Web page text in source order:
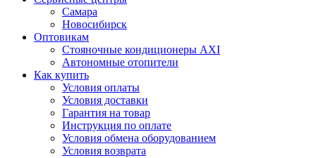
Самара
Новосибирск
Оптовикам
Стояночные кондиционеры AXI
Автономные отопители
Как купить
Условия оплаты
Условия доставки
Гарантия на товар
Инструкция по оплате
Условия обмена оборудованием
Условия возврата